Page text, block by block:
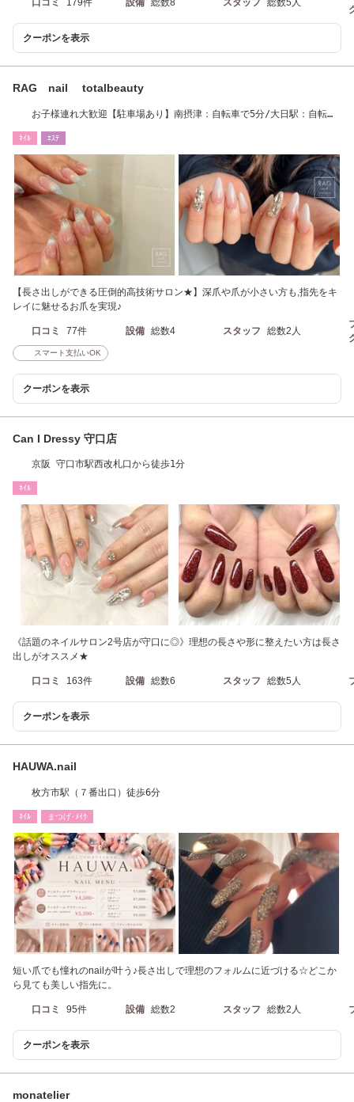
口コミ 179件 設備 総数8 スタッフ 総数5人
クーポンを表示
RAG nail totalbeauty
お子様連れ大歓迎【駐車場あり】南摂津：自転車で5分/大日駅：自転車
ﾈｲﾙ ｴｽﾃ
【長さ出しができる圧倒的高技術サロン★】深爪や爪が小さい方も,指先をキ
レイに魅せるお爪を実現♪
口コミ 77件 設備 総数4 スタッフ 総数2人
スマート支払いOK
クーポンを表示
Can I Dressy 守口店
京阪 守口市駅西改札口から徒歩1分
ﾈｲﾙ
《話題のネイルサロン2号店が守口に◎》理想の長さや形に整えたい方は長さ
出しがオススメ★
口コミ 163件 設備 総数6 スタッフ 総数5人
クーポンを表示
HAUWA.nail
枚方市駅（７番出口）徒歩6分
ﾈｲﾙ まつげ･ﾒｲｸ
短い爪でも憧れのnailが叶う♪長さ出しで理想のフォルムに近づける☆どこか
ら見ても美しい指先に。
口コミ 95件 設備 総数2 スタッフ 総数2人
クーポンを表示
monatelier